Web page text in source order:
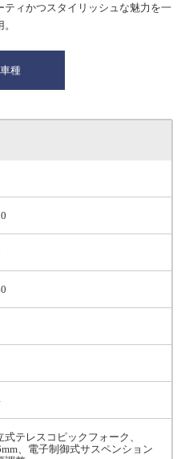
ィかつスタイリッシュな魅力を一
種
式テレスコピックフォーク、
、電子制御式サスペンション